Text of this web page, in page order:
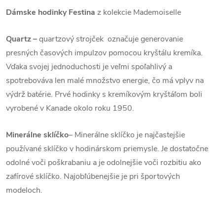
Dámske hodinky Festina z kolekcie Mademoiselle
Quartz–quartzový strojček označuje generovanie
presných časových impulzov pomocou kryštálu kremíka.
Vďaka svojej jednoduchosti je veľmi spoľahlivý a
spotrebováva len malé množstvo energie, čo má vplyv na
výdrž batérie. Prvé hodinky s kremíkovým kryštáľom boli
vyrobené v Kanade okolo roku 1950.
Minerálne sklíčko– Minerálne sklíčko je najčastejšie
používané sklíčko v hodinárskom priemysle. Je dostatočne
odolné voči poškrabaniu a je odolnejšie voči rozbitiu ako
zafírové sklíčko. Najobľúbenejšie je pri športových
modeloch.